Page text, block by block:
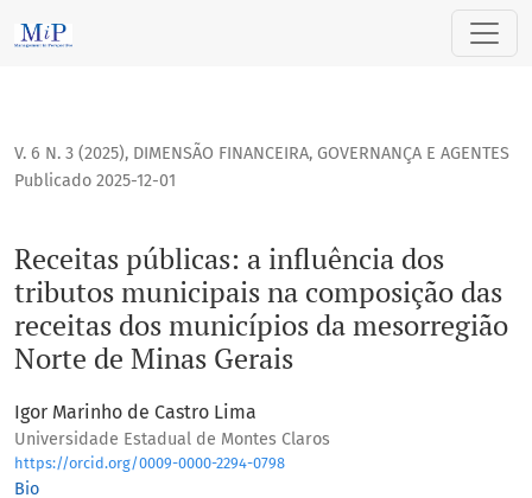
Receitas públicas: a influência dos tributos municipais na
V. 6 N. 3 (2025), DIMENSÃO FINANCEIRA, GOVERNANÇA E AGENTES
Receitas públicas: a influência dos
tributos municipais na composição das
receitas dos municípios da mesorregião
Norte de Minas Gerais
Publicado 2025-12-01
Igor Marinho de Castro Lima
Universidade Estadual de Montes Claros
https://orcid.org/0009-0000-2294-0798
Bio